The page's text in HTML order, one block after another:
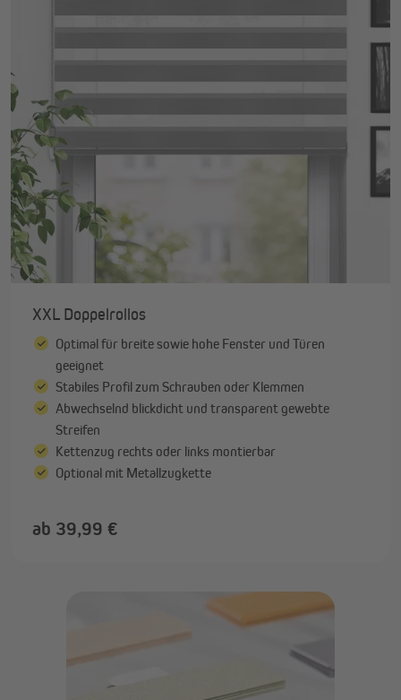
XXL Doppelrollos
Optimal für breite sowie hohe Fenster und Türen
geeignet
Stabiles Profil zum Schrauben oder Klemmen
Abwechselnd blickdicht und transparent gewebte
Streifen
Kettenzug rechts oder links montierbar
Optional mit Metallzugkette
ab 39,99 €